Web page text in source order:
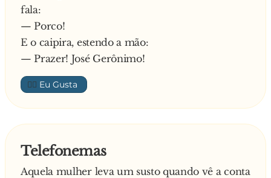
fala:
— Porco!
E o caipira, estendo a mão:
— Prazer! José Gerônimo!
👍🏼
Telefonemas
Aquela mulher leva um susto quando vê a conta